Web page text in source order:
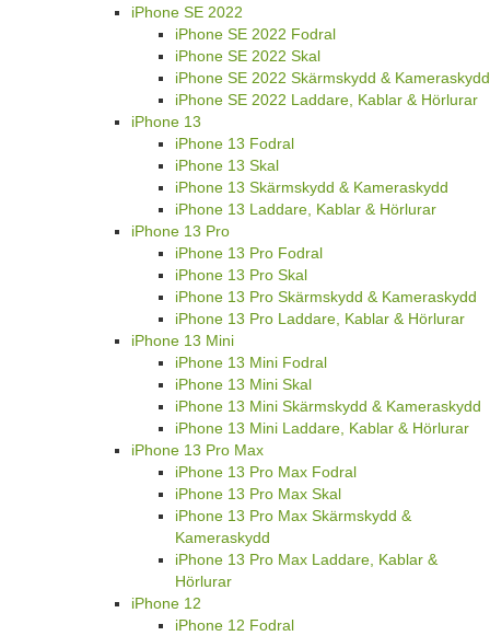
iPhone SE 2022
iPhone SE 2022 Fodral
iPhone SE 2022 Skal
iPhone SE 2022 Skärmskydd & Kameraskydd
iPhone SE 2022 Laddare, Kablar & Hörlurar
iPhone 13
iPhone 13 Fodral
iPhone 13 Skal
iPhone 13 Skärmskydd & Kameraskydd
iPhone 13 Laddare, Kablar & Hörlurar
iPhone 13 Pro
iPhone 13 Pro Fodral
iPhone 13 Pro Skal
iPhone 13 Pro Skärmskydd & Kameraskydd
iPhone 13 Pro Laddare, Kablar & Hörlurar
iPhone 13 Mini
iPhone 13 Mini Fodral
iPhone 13 Mini Skal
iPhone 13 Mini Skärmskydd & Kameraskydd
iPhone 13 Mini Laddare, Kablar & Hörlurar
iPhone 13 Pro Max
iPhone 13 Pro Max Fodral
iPhone 13 Pro Max Skal
iPhone 13 Pro Max Skärmskydd &
Kameraskydd
iPhone 13 Pro Max Laddare, Kablar &
Hörlurar
iPhone 12
iPhone 12 Fodral